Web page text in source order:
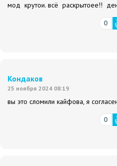
мод крутои. всё раскрытоее!!
0
Кондаков
25 ноября 2024 08:19
вы это сломили кайфова, я
0